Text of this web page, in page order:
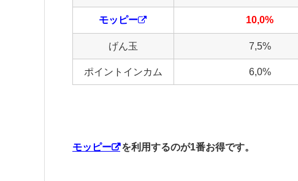
モッピー 10,0%
げん玉 7,5%
ポイントインカム 6,0%
モッピー を利用するのが1番お得です。